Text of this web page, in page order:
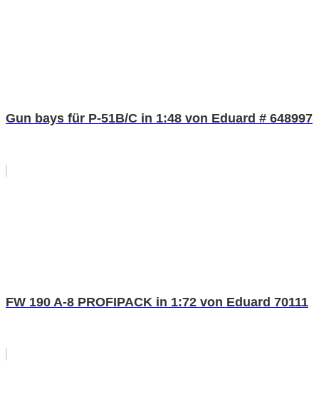
Gun bays für P-51B/C in 1:48 von Eduard # 648997
FW 190 A-8 PROFIPACK in 1:72 von Eduard 70111